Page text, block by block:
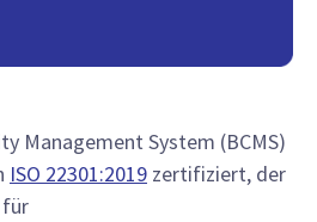
Management System (BCMS)
ISO 22301:2019 zertifiziert, der